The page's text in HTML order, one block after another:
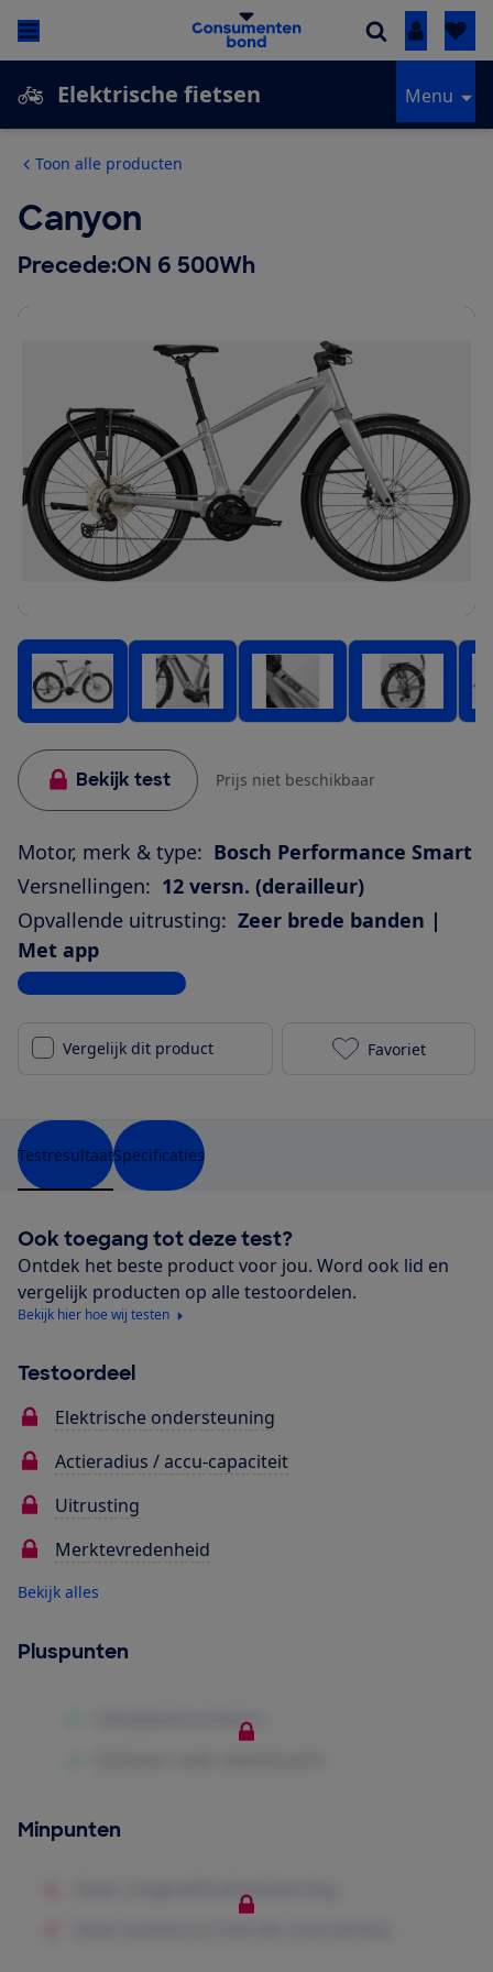
Inloggen
Elektrische fietsen Menu
Toon alle producten
Canyon
Precede:ON 6 500Wh
Bekijk test Prijs niet beschikbaar
Motor, merk & type: Bosch Performance Smart
Versnellingen: 12 versn. (derailleur)
Opvallende uitrusting: Zeer brede banden |
Met app
Bekijk alle specificaties
Vergelijk dit product Canyon
Favoriet
TestresultaatSpecificaties
Ook toegang tot deze test?
Ontdek het beste product voor jou. Word ook lid en
vergelijk producten op alle testoordelen.
Bekijk hier hoe wij testen
Testoordeel
Elektrische ondersteuning
Actieradius / accu-capaciteit
Uitrusting
Merktevredenheid
Bekijk alles
Pluspunten
Minpunten